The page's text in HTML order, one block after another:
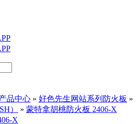
品中心 » 好色先生网站系列防火板 »
）
» 蒙特拿胡桃防火板 2406-X